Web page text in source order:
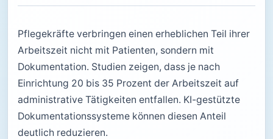
Pflegekräfte verbringen einen erheblichen Teil ihrer
Arbeitszeit nicht mit Patienten, sondern mit
Dokumentation. Studien zeigen, dass je nach
Einrichtung 20 bis 35 Prozent der Arbeitszeit auf
administrative Tätigkeiten entfallen. KI-gestützte
Dokumentationssysteme können diesen Anteil
deutlich reduzieren.